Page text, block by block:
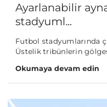
Ayarlanabilir
stadyuml...
Futbol stadyumlarında
Üstelik tribünlerin
Okumaya devam edin